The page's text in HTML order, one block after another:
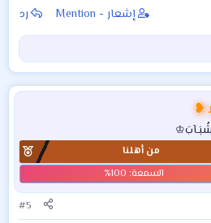
إشعار - Mention رد
❥
من أهلنا
#5